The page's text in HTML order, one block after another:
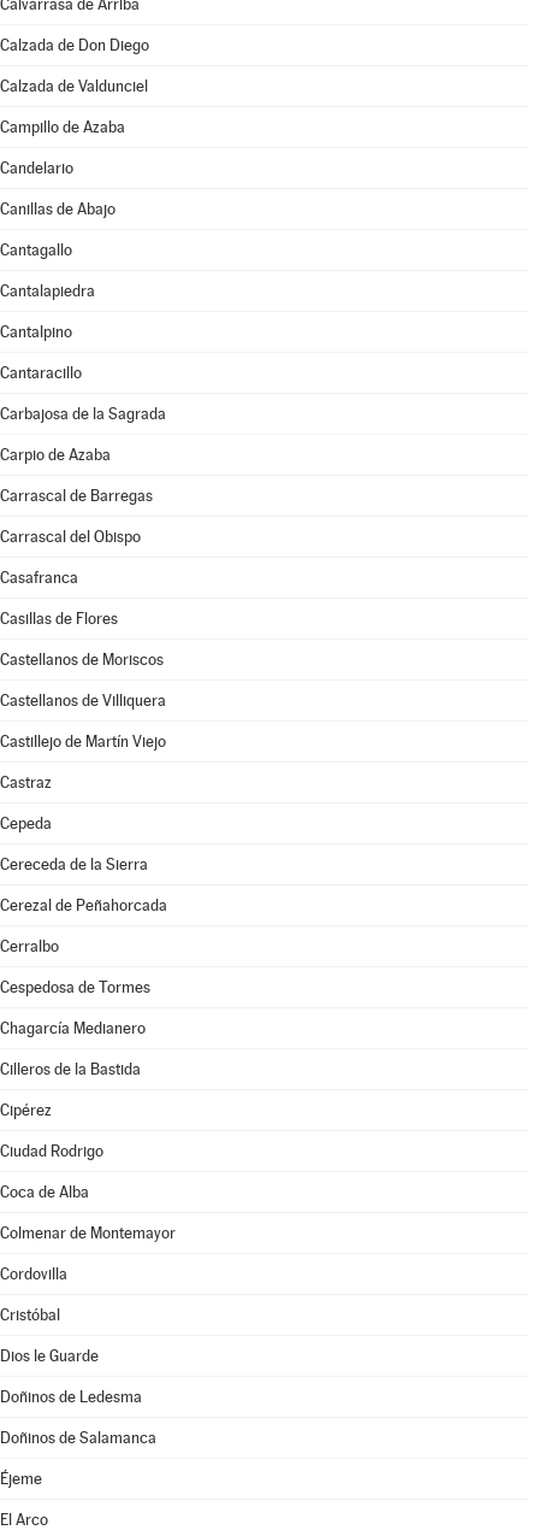
Calvarrasa de Arriba
Calzada de Don Diego
Calzada de Valdunciel
Campillo de Azaba
Candelario
Canillas de Abajo
Cantagallo
Cantalapiedra
Cantalpino
Cantaracillo
Carbajosa de la Sagrada
Carpio de Azaba
Carrascal de Barregas
Carrascal del Obispo
Casafranca
Casillas de Flores
Castellanos de Moriscos
Castellanos de Villiquera
Castillejo de Martín Viejo
Castraz
Cepeda
Cereceda de la Sierra
Cerezal de Peñahorcada
Cerralbo
Cespedosa de Tormes
Chagarcía Medianero
Cilleros de la Bastida
Cipérez
Ciudad Rodrigo
Coca de Alba
Colmenar de Montemayor
Cordovilla
Cristóbal
Dios le Guarde
Doñinos de Ledesma
Doñinos de Salamanca
Éjeme
El Arco